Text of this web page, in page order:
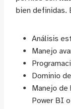
bien definidas.
Análisis
Manejo
Dominio
Manejo de
Power BI